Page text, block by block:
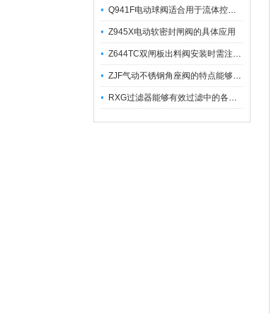
Q941F电动球阀适合用于流体控制需要迅速反应的场合
Z945X电动软密封闸阀的具体应用
Z644TC双闸板出料阀安装时需注意哪些事项？
ZJF气动不锈钢角座阀的特点能够稳定地控制介质流量
RXG过滤器能够有效过滤中的各种杂质